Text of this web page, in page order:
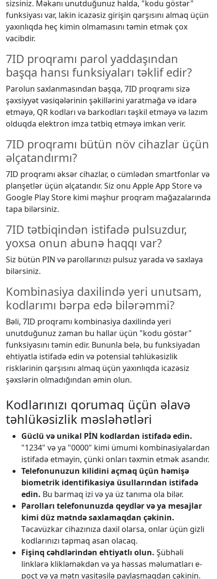
sizsiniz. Məkanı unutduğunuz halda, "kodu göstər"
funksiyası var, lakin icazəsiz girişin qarşısını almaq üçün
yaxınlıqda heç kimin olmamasını təmin etmək çox
vacibdir.
7ID proqramı parol yaddaşından
başqa hansı funksiyaları təklif edir?
Parolun saxlanmasından başqa, 7ID proqramı sizə
şəxsiyyət vəsiqələrinin şəkillərini yaratmağa və idarə
etməyə, QR kodları və barkodları təşkil etməyə və lazım
olduqda elektron imza tətbiq etməyə imkan verir.
7ID proqramı bütün növ cihazlar üçün
əlçatandırmı?
7ID proqramı əksər cihazlar, o cümlədən smartfonlar və
planşetlər üçün əlçatandır. Siz onu Apple App Store və
Google Play Store kimi məşhur proqram mağazalarında
tapa bilərsiniz.
7ID tətbiqindən istifadə pulsuzdur,
yoxsa onun abunə haqqı var?
Siz bütün PIN və parollarınızı pulsuz yarada və saxlaya
bilərsiniz.
Kombinasiya daxilində yeri unutsam,
kodlarımı bərpa edə bilərəmmi?
Bəli, 7ID proqramı kombinasiya daxilində yeri
unutduğunuz zaman bu hallar üçün "kodu göstər"
funksiyasını təmin edir. Bununla belə, bu funksiyadan
ehtiyatla istifadə edin və potensial təhlükəsizlik
risklərinin qarşısını almaq üçün yaxınlıqda icazəsiz
şəxslərin olmadığından əmin olun.
Kodlarınızı qorumaq üçün əlavə
təhlükəsizlik məsləhətləri
Güclü və unikal PİN kodlardan istifadə edin.
"1234" və ya "0000" kimi ümumi kombinasiyalardan
istifadə etməyin, çünki onları təxmin etmək asandır.
Telefonunuzun kilidini açmaq üçün həmişə
biometrik identifikasiya üsullarından istifadə
edin. Bu barmaq izi və ya üz tanıma ola bilər.
Parolları telefonunuzda qeydlər və ya mesajlar
kimi düz mətndə saxlamaqdan çəkinin.
Təcavüzkar cihazınıza daxil olarsa, onlar üçün gizli
kodlarınızı tapmaq asan olacaq.
Fişinq cəhdlərindən ehtiyatlı olun. Şübhəli
linklərə klikləməkdən və ya həssas məlumatları e-
poçt və ya mətn vasitəsilə paylaşmaqdan çəkinin.